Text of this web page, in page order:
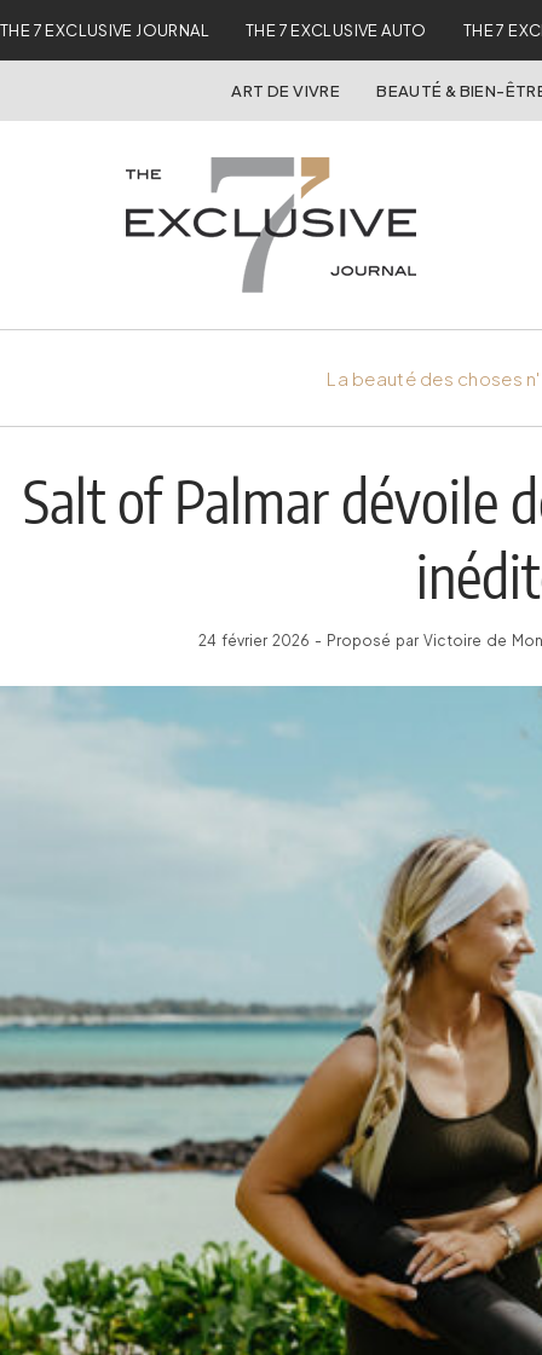
THE 7 EXCLUSIVE JOURNAL THE 7 EXCLUSIVE AUTO THE 7
ART DE VIVRE BEAUTÉ & BIEN-
La beauté des choses
Salt of Palmar dévoile
24 février 2026 - Proposé par Victoire de